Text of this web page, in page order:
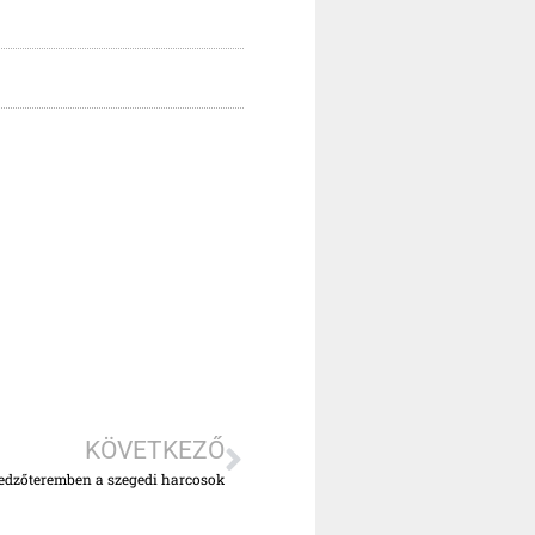
KÖVETKEZŐ
a szegedi harcosok